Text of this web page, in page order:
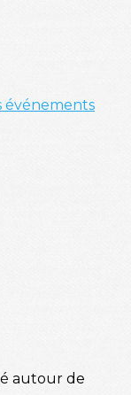
événements